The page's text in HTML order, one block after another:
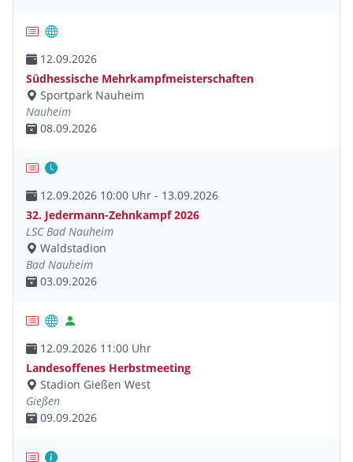
12.09.2026
Südhessische Mehrkampfmeisterschaften
Sportpark Nauheim
Nauheim
08.09.2026
12.09.2026 10:00 Uhr - 13.09.2026
32. Jedermann-Zehnkampf 2026
LSC Bad Nauheim
Waldstadion
Bad Nauheim
03.09.2026
12.09.2026 11:00 Uhr
Landesoffenes Herbstmeeting
Stadion Gießen West
Gießen
09.09.2026